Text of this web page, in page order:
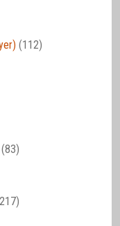
(112)
(83)